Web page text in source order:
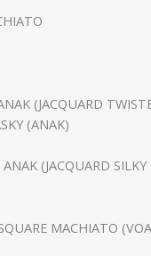
(JACQUARD
(ANAK)
(JACQUARD
MACHIATO